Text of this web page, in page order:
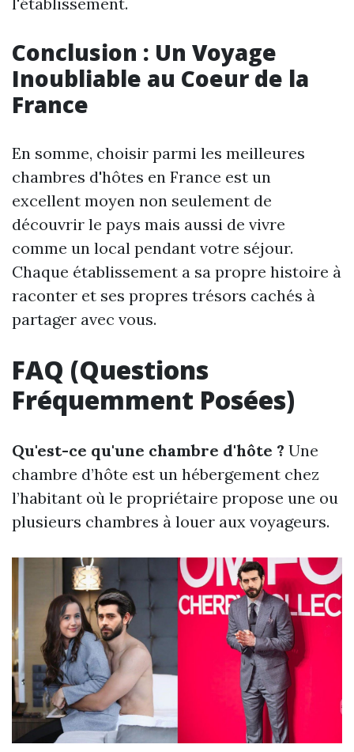
Conclusion : Un Voyage
Inoubliable au Coeur de la
France
En somme, choisir parmi les meilleures
chambres d'hôtes en France est un
excellent moyen non seulement de
découvrir le pays mais aussi de vivre
comme un local pendant votre séjour.
Chaque établissement a sa propre histoire à
raconter et ses propres trésors cachés à
partager avec vous.
FAQ (Questions
Fréquemment Posées)
Qu'est-ce qu'une chambre d'hôte ? Une
chambre d’hôte est un hébergement chez
l’habitant où le propriétaire propose une ou
plusieurs chambres à louer aux voyageurs.